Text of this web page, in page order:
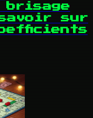
brisage
sur